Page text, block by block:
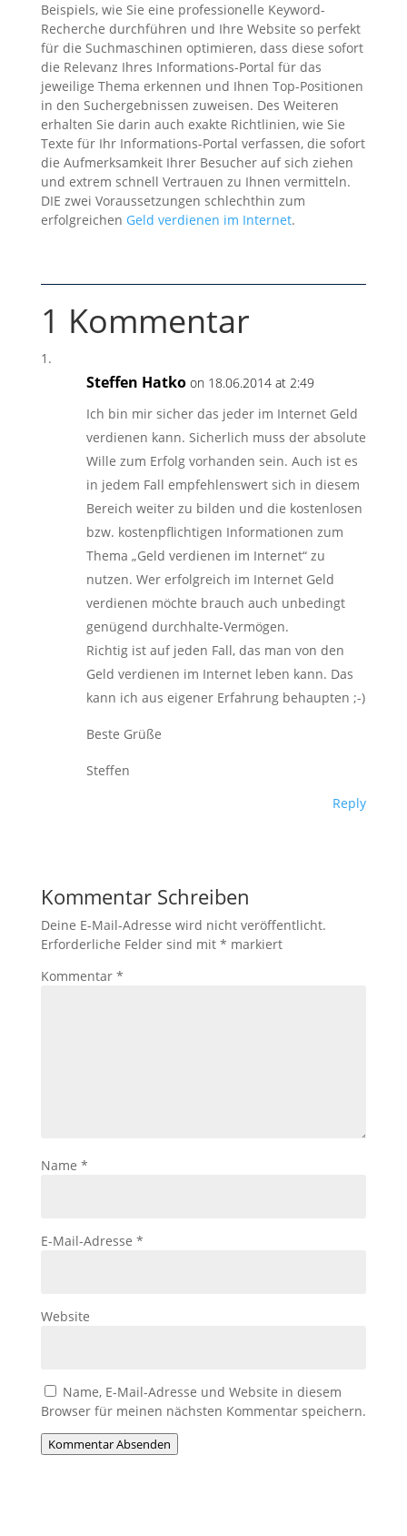
Beispiels, wie Sie eine professionelle Keyword-
Recherche durchführen und Ihre Website so perfekt
für die Suchmaschinen optimieren, dass diese sofort
die Relevanz Ihres Informations-Portal für das
jeweilige Thema erkennen und Ihnen Top-Positionen
in den Suchergebnissen zuweisen. Des Weiteren
erhalten Sie darin auch exakte Richtlinien, wie Sie
Texte für Ihr Informations-Portal verfassen, die sofort
die Aufmerksamkeit Ihrer Besucher auf sich ziehen
und extrem schnell Vertrauen zu Ihnen vermitteln.
DIE zwei Voraussetzungen schlechthin zum
erfolgreichen Geld verdienen im Internet.
1 Kommentar
Steffen Hatko on 18.06.2014 at 2:49
Ich bin mir sicher das jeder im Internet Geld
verdienen kann. Sicherlich muss der absolute
Wille zum Erfolg vorhanden sein. Auch ist es
in jedem Fall empfehlenswert sich in diesem
Bereich weiter zu bilden und die kostenlosen
bzw. kostenpflichtigen Informationen zum
Thema „Geld verdienen im Internet“ zu
nutzen. Wer erfolgreich im Internet Geld
verdienen möchte brauch auch unbedingt
genügend durchhalte-Vermögen.
Richtig ist auf jeden Fall, das man von den
Geld verdienen im Internet leben kann. Das
kann ich aus eigener Erfahrung behaupten ;-)
Beste Grüße
Steffen
Reply
Kommentar Schreiben
Deine E-Mail-Adresse wird nicht veröffentlicht.
Erforderliche Felder sind mit * markiert
Kommentar *
Name *
E-Mail-Adresse *
Website
Name, E-Mail-Adresse und Website in diesem
Browser für meinen nächsten Kommentar speichern.
Kommentar Absenden